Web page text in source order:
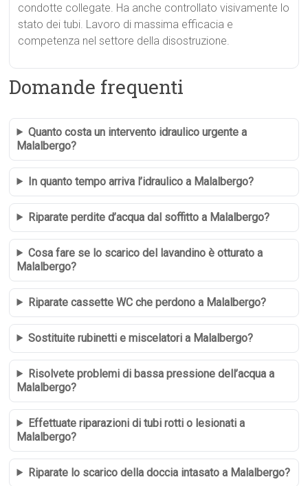
condotte collegate. Ha anche controllato visivamente lo
stato dei tubi. Lavoro di massima efficacia e
competenza nel settore della disostruzione.
Domande frequenti
Quanto costa un intervento idraulico urgente a
Malalbergo?
In quanto tempo arriva l’idraulico a Malalbergo?
Riparate perdite d’acqua dal soffitto a Malalbergo?
Cosa fare se lo scarico del lavandino è otturato a
Malalbergo?
Riparate cassette WC che perdono a Malalbergo?
Sostituite rubinetti e miscelatori a Malalbergo?
Risolvete problemi di bassa pressione dell’acqua a
Malalbergo?
Effettuate riparazioni di tubi rotti o lesionati a
Malalbergo?
Riparate lo scarico della doccia intasato a Malalbergo?